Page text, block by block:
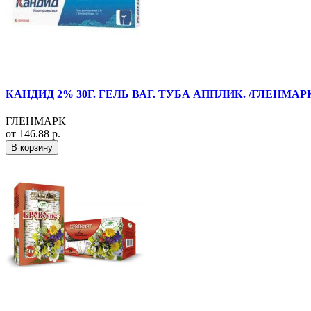
КАНДИД 2% 30Г. ГЕЛЬ ВАГ. ТУБА АППЛИК. /
ГЛЕНМАРК
от 146.88 р.
В корзину